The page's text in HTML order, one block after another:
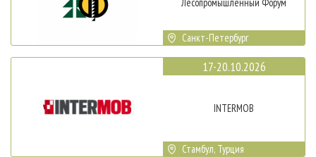
Лесопромышленный Форум
Санкт-Петербург
17-20.10.2026
INTERMOB
Стамбул, Турция